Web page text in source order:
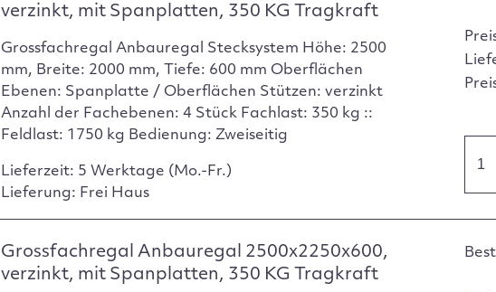
verzinkt, mit Spanplatten, 350 KG Tragkraft
Grossfachregal Anbauregal Stecksystem Höhe: 2500
mm, Breite: 2000 mm, Tiefe: 600 mm Oberflächen
Ebenen: Spanplatte / Oberflächen Stützen: verzinkt
Anzahl der Fachebenen: 4 Stück Fachlast: 350 kg ::
Feldlast: 1750 kg Bedienung: Zweiseitig
Lieferzeit: 5 Werktage (Mo.-Fr.)
Lieferung: Frei Haus
Grossfachregal Anbauregal 2500x2250x600,
verzinkt, mit Spanplatten, 350 KG Tragkraft